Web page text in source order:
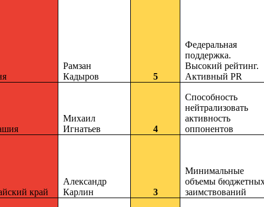
Рамзан
Кадыров
5
Федеральная
поддержка.
Высокий рейтинг.
Активный PR
Михаил
Игнатьев
4
Способность
нейтрализовать
активность
оппонентов
край
Александр
Карлин
3
Минимальные
объемы
заимствований